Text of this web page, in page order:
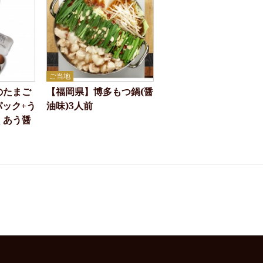
たまご
ク+う
あう醤
ご当地
【福岡県】博多もつ鍋(醤
油味)3人前